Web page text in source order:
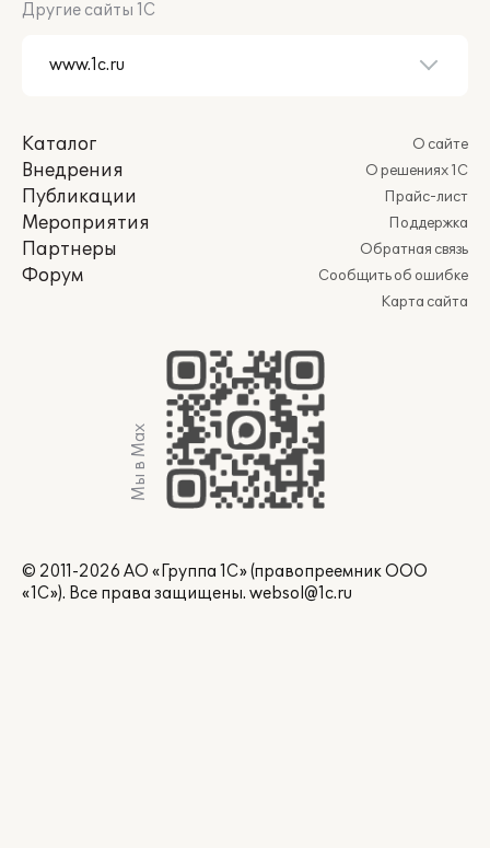
Другие сайты 1С
Каталог
Внедрения
Публикации
Мероприятия
Партнеры
Форум
О сайте
О решениях 1С
Прайс-лист
Поддержка
Обратная связь
Сообщить об ошибке
Карта сайта
Мы в Max
© 2011-2026 АО «Группа 1С» (правопреемник ООО
«1С»). Все права защищены. websol@1c.ru